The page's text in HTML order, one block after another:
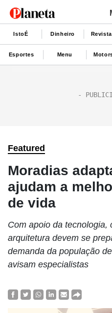
IstoÉ Dinheiro
Esportes Menu
Featured
Moradias
ajudam a
de vida
Com apoio da tecnologia,
arquitetura devem se
demanda da população
avisam especialistas